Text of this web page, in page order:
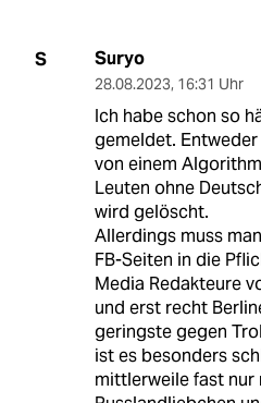
S Suryo
28.08.2023, 16:31 Uhr
Ich habe schon so
gemeldet.
von einem
Leuten ohne
wird gelöscht.
Allerdings muss
FB-Seiten in die
Media Redakteure
und erst recht
geringste gegen
ist es besonders
mittlerweile fast nur